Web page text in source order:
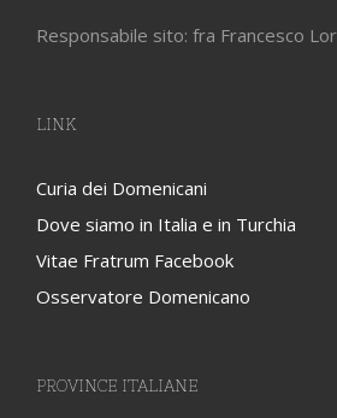
Responsabile sito: fra Francesco
LINK
Curia dei Domenicani
Dove siamo in Italia e in Turchia
Vitae Fratrum Facebook
Osservatore Domenicano
PROVINCE ITALIANE